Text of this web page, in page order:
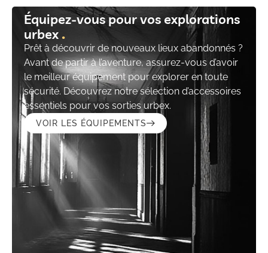
Équipez-vous pour vos explorations
urbex
Prêt à découvrir de nouveaux lieux abandonnés ?
Avant de partir à l’aventure, assurez-vous d’avoir
le meilleur équipement pour explorer en toute
sécurité. Découvrez notre sélection d’accessoires
essentiels pour vos sorties urbex.
VOIR LES ÉQUIPEMENTS